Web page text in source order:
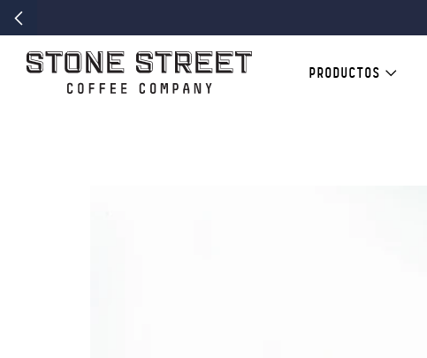
PRODUCTOS